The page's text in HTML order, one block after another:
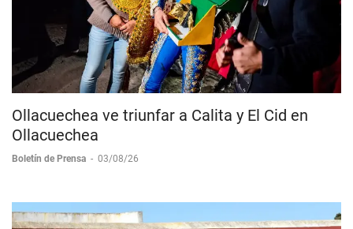
Ollacuechea ve triunfar a Calita y El Cid en
Ollacuechea
Boletín de Prensa - 03/08/26